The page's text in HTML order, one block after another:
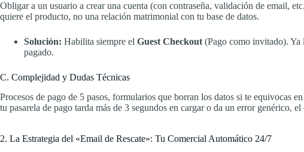
Obligar a un usuario a crear una cuenta (con contraseña, validación de email,
quiere el producto, no una relación matrimonial con tu base de datos.
Solución: Habilita siempre el Guest Checkout (Pago como invitado). Ya
pagado.
C. Complejidad y Dudas Técnicas
Procesos de pago de 5 pasos, formularios que borran los datos si te equivocas
tu pasarela de pago tarda más de 3 segundos en cargar o da un error genérico,
2. La Estrategia del «Email de Rescate»: Tu Comercial Automático 24/7